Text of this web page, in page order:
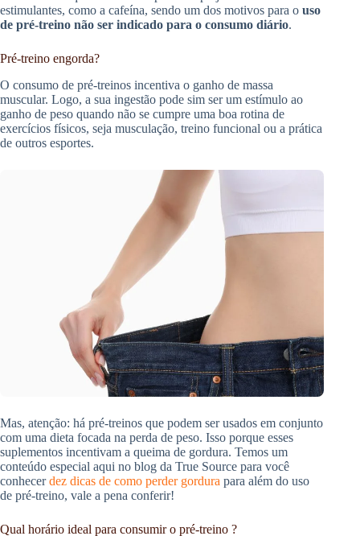
estimulantes, como a cafeína, sendo um dos motivos para o uso
de pré-treino não ser indicado para o consumo diário.
Pré-treino engorda?
O consumo de pré-treinos incentiva o ganho de massa
muscular. Logo, a sua ingestão pode sim ser um estímulo ao
ganho de peso quando não se cumpre uma boa rotina de
exercícios físicos, seja musculação, treino funcional ou a prática
de outros esportes.
Mas, atenção: há pré-treinos que podem ser usados em conjunto
com uma dieta focada na perda de peso. Isso porque esses
suplementos incentivam a queima de gordura. Temos um
conteúdo especial aqui no blog da True Source para você
conhecerdez dicas de como perder gordura para além do uso
de pré-treino, vale a pena conferir!
Qual horário ideal para consumir o pré-treino ?